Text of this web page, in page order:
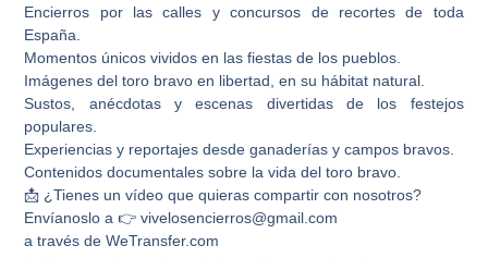
Encierros por las calles y concursos de recortes de toda
España.
Momentos únicos vividos en las fiestas de los pueblos.
Imágenes del toro bravo en libertad, en su hábitat natural.
Sustos, anécdotas y escenas divertidas de los festejos
populares.
Experiencias y reportajes desde ganaderías y campos bravos.
Contenidos documentales sobre la vida del toro bravo.
📩 ¿Tienes un vídeo que quieras compartir con nosotros?
Envíanoslo a 👉 vivelosencierros@gmail.com
a través de WeTransfer.com